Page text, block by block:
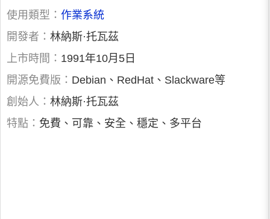
使用類型： 作業系統
開發者： 林納斯·托瓦茲
上市時間： 1991年10月5日
開源免費版： Debian、RedHat、Slackware等
創始人： 林納斯·托瓦茲
特點： 免費、可靠、安全、穩定、多平台